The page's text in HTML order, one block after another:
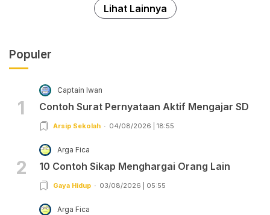
Lihat Lainnya
Populer
1
Captain Iwan
Contoh Surat Pernyataan Aktif Mengajar SD
Arsip Sekolah 04/08/2026 | 18:55
2
Arga Fica
10 Contoh Sikap Menghargai Orang Lain
Gaya Hidup 03/08/2026 | 05:55
Arga Fica